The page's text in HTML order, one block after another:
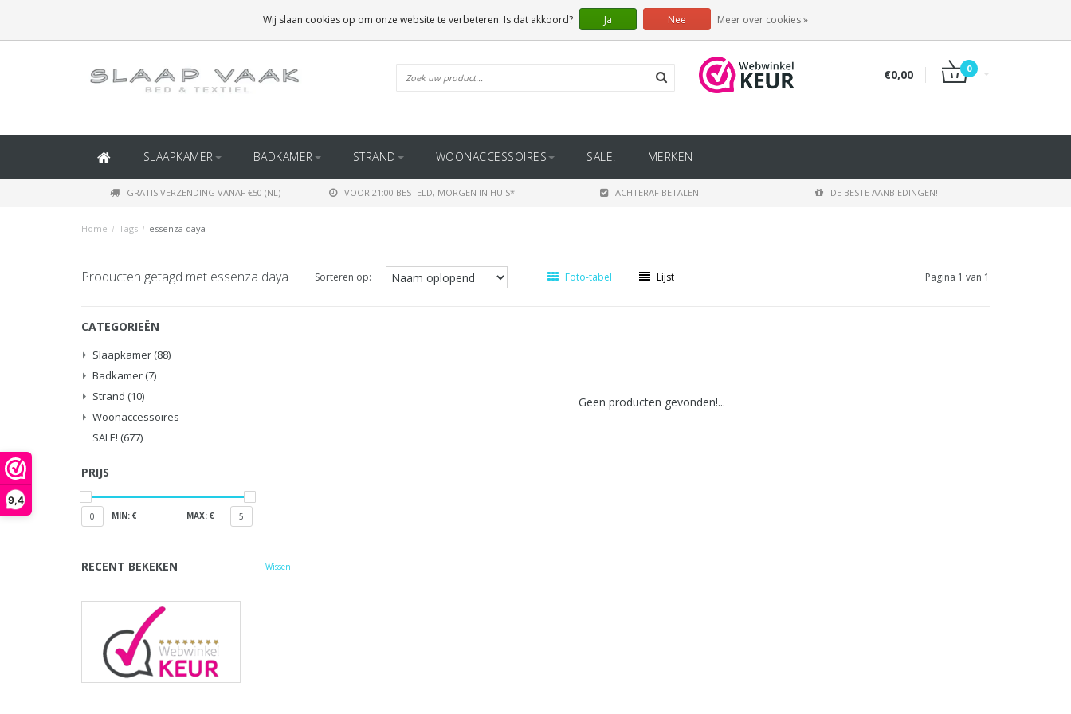
9,4
(BINNEN BELGIË)
€0,00 0
SLAAPKAMER BADKAMER STRAND WOONACCESSOIRES SALE! MERKEN
GRATIS VERZENDING VANAF €50 (NL) VOOR 21:00 BESTELD, MORGEN IN HUIS* ACHTERAF BETALEN DE BESTE AANBIEDINGEN!
Home / Tags / essenza daya
Producten getagd met essenza daya Sorteren op: Foto-tabel Lijst Pagina 1 van 1
CATEGORIEËN
Slaapkamer (88)
Badkamer (7)
Strand (10)
Woonaccessoires
SALE! (677)
PRIJS
0 MIN: € MAX: € 5
RECENT BEKEKEN Wissen
Geen producten gevonden!...
Wij slaan cookies op om onze website te verbeteren. Is dat akkoord? Ja Nee Meer over cookies »